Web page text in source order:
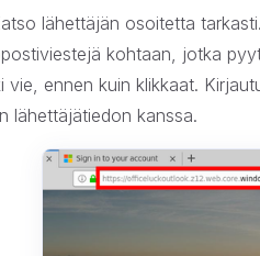
lähettäjän osoitetta
kohtaan, jotka
vie, ennen kuin klikkaat.
lähettäjätiedon kanssa.